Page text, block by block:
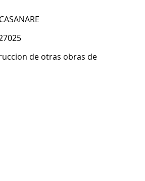
CASANARE
de otras obras de